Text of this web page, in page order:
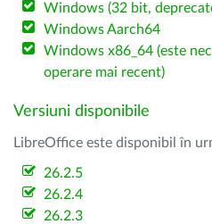
Windows (32 bit,
Windows Aarch64
Windows x86_64 (este
operare mai recent)
Versiuni disponibile
LibreOffice este disponibil în
26.2.5
26.2.4
26.2.3